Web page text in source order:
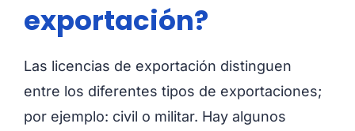
exportación?
Las licencias de exportación distinguen
entre los diferentes tipos de exportaciones;
por ejemplo: civil o militar. Hay algunos